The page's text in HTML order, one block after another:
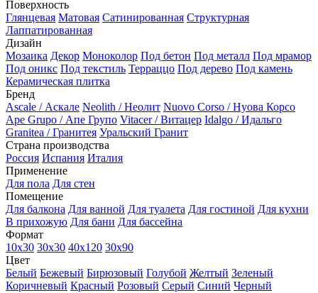
Поверхность
Глянцевая Матовая Сатинированная Структурная
Лаппатированная
Дизайн
Мозаика Декор Моноколор Под бетон Под металл Под мрамор
Под оникс Под текстиль Терраццо Под дерево Под камень
Керамическая плитка
Бренд
Ascale / Аскале Neolith / Неолит Nuovo Corso / Нуова Корсо
Ape Grupo / Апе Групо Vitacer / Витацер Idalgo / Идальго
Granitea / Гранитея Уральский Гранит
Страна производства
Россия Испания Италия
Применение
Для пола Для стен
Помещение
Для балкона Для ванной Для туалета Для гостиной Для кухни
В прихожую Для бани Для бассейна
Формат
10х30 30х30 40х120 30x90
Цвет
Белый Бежевый Бирюзовый Голубой Желтый Зеленый
Коричневый Красный Розовый Серый Синий Черный